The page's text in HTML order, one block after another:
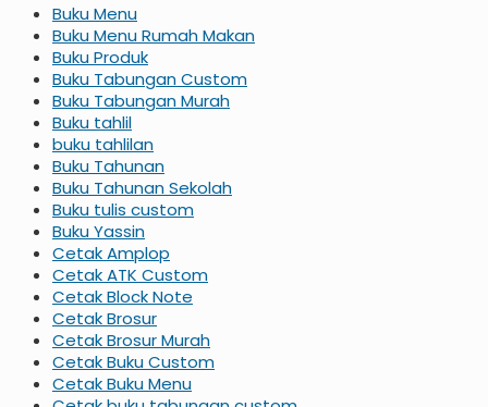
Buku Menu
Buku Menu Rumah Makan
Buku Produk
Buku Tabungan Custom
Buku Tabungan Murah
Buku tahlil
buku tahlilan
Buku Tahunan
Buku Tahunan Sekolah
Buku tulis custom
Buku Yassin
Cetak Amplop
Cetak ATK Custom
Cetak Block Note
Cetak Brosur
Cetak Brosur Murah
Cetak Buku Custom
Cetak Buku Menu